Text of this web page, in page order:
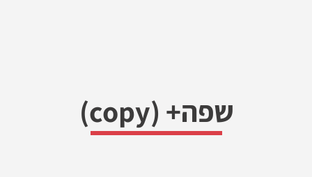
שפה+ (copy)